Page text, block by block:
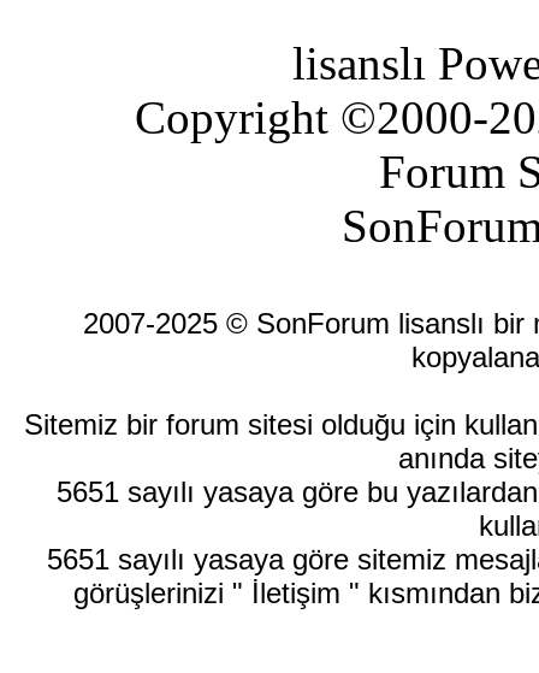
lisanslı
Copyright ©2000-
Forum
2007-2025 © SonForum lisanslı bir
Sitemiz bir forum sitesi olduğu için
anında
5651 sayılı yasaya göre bu
5651 sayılı yasaya göre sitemiz
görüşlerinizi " İletişim " kısmından